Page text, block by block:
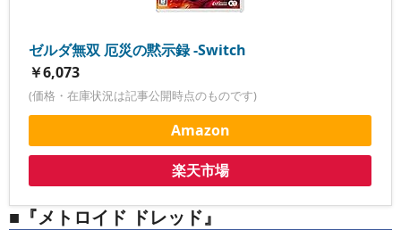
ゼルダ無双 厄災の黙示録 -Switch
￥6,073
(価格・在庫状況は記事公開時点のものです)
Amazon
楽天市場
■『メトロイド ドレッド』